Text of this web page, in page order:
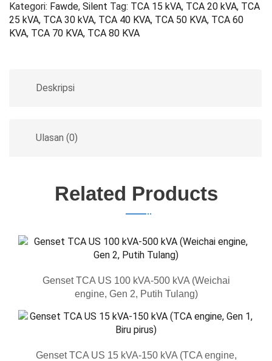
Kategori: Fawde, Silent Tag: TCA 15 kVA, TCA 20 kVA, TCA
25 kVA, TCA 30 kVA, TCA 40 KVA, TCA 50 KVA, TCA 60
KVA, TCA 70 KVA, TCA 80 KVA
Deskripsi
Ulasan (0)
Related Products
Genset TCA US 100 kVA-500 kVA (Weichai
engine, Gen 2, Putih Tulang)
Genset TCA US 15 kVA-150 kVA (TCA engine,